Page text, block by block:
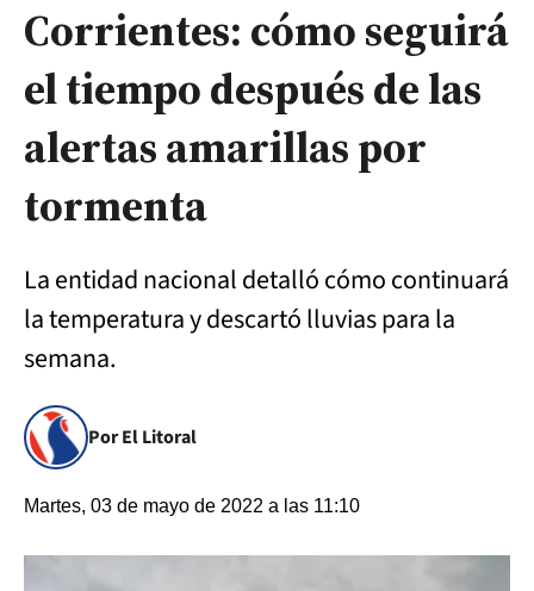
Corrientes: cómo seguirá
el tiempo después de las
alertas amarillas por
tormenta
La entidad nacional detalló cómo continuará
la temperatura y descartó lluvias para la
semana.
Por El Litoral
Martes, 03 de mayo de 2022 a las 11:10